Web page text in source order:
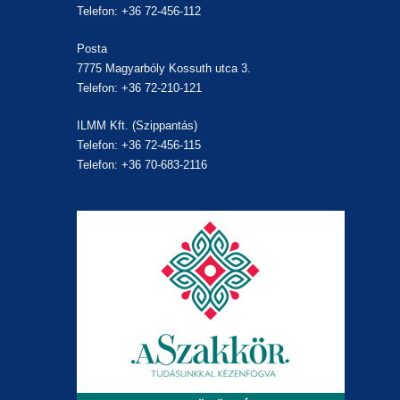
Telefon: +36 72-456-112
Posta
7775 Magyarbóly Kossuth utca 3.
Telefon: +36 72-210-121
ILMM Kft. (Szippantás)
Telefon: +36 72-456-115
Telefon: +36 70-683-2116